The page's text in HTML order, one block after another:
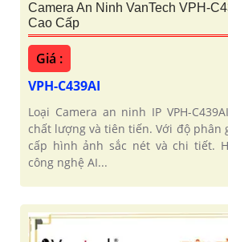
Camera An Ninh VanTech VPH-
Cao Cấp
Giá :
VPH-C439AI
Loại Camera an ninh IP VPH-
chất lượng và tiên tiến. Với độ phân
cấp hình ảnh sắc nét và chi tiết.
công nghệ AI...